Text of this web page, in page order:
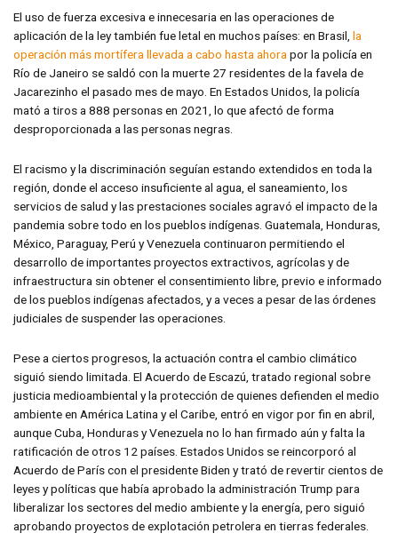
El uso de fuerza excesiva e innecesaria en las operaciones de
aplicación de la ley también fue letal en muchos países: en Brasil, la
operación más mortífera llevada a cabo hasta ahorapor la policía en
Río de Janeiro se saldó con la muerte 27 residentes de la favela de
Jacarezinho el pasado mes de mayo. En Estados Unidos, la policía
mató a tiros a 888 personas en 2021, lo que afectó de forma
desproporcionada a las personas negras.
El racismo y la discriminación seguían estando extendidos en toda la
región, donde el acceso insuficiente al agua, el saneamiento, los
servicios de salud y las prestaciones sociales agravó el impacto de la
pandemia sobre todo en los pueblos indígenas. Guatemala, Honduras,
México, Paraguay, Perú y Venezuela continuaron permitiendo el
desarrollo de importantes proyectos extractivos, agrícolas y de
infraestructura sin obtener el consentimiento libre, previo e informado
de los pueblos indígenas afectados, y a veces a pesar de las órdenes
judiciales de suspender las operaciones.
Pese a ciertos progresos, la actuación contra el cambio climático
siguió siendo limitada. El Acuerdo de Escazú, tratado regional sobre
justicia medioambiental y la protección de quienes defienden el medio
ambiente en América Latina y el Caribe, entró en vigor por fin en abril,
aunque Cuba, Honduras y Venezuela no lo han firmado aún y falta la
ratificación de otros 12 países. Estados Unidos se reincorporó al
Acuerdo de París con el presidente Biden y trató de revertir cientos de
leyes y políticas que había aprobado la administración Trump para
liberalizar los sectores del medio ambiente y la energía, pero siguió
aprobando proyectos de explotación petrolera en tierras federales.